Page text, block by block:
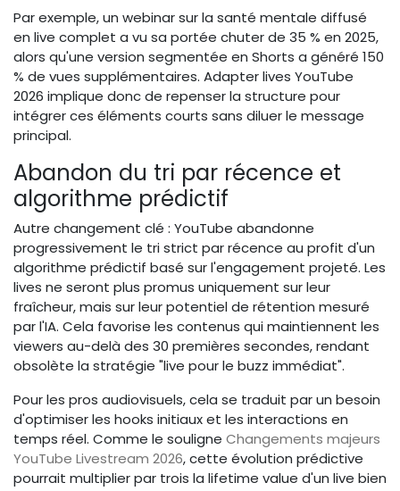
Par exemple, un webinar sur la santé mentale diffusé
en live complet a vu sa portée chuter de 35 % en 2025,
alors qu'une version segmentée en Shorts a généré 150
% de vues supplémentaires. Adapter lives YouTube
2026 implique donc de repenser la structure pour
intégrer ces éléments courts sans diluer le message
principal.
Abandon du tri par récence et
algorithme prédictif
Autre changement clé : YouTube abandonne
progressivement le tri strict par récence au profit d'un
algorithme prédictif basé sur l'engagement projeté. Les
lives ne seront plus promus uniquement sur leur
fraîcheur, mais sur leur potentiel de rétention mesuré
par l'IA. Cela favorise les contenus qui maintiennent les
viewers au-delà des 30 premières secondes, rendant
obsolète la stratégie "live pour le buzz immédiat".
Pour les pros audiovisuels, cela se traduit par un besoin
d'optimiser les hooks initiaux et les interactions en
temps réel. Comme le souligne Changements majeurs
YouTube Livestream 2026, cette évolution prédictive
pourrait multiplier par trois la lifetime value d'un live bien